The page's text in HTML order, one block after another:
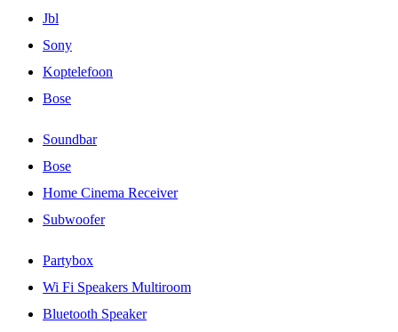
Jbl
Sony
Koptelefoon
Bose
Soundbar
Bose
Home Cinema Receiver
Subwoofer
Partybox
Wi Fi Speakers Multiroom
Bluetooth Speaker